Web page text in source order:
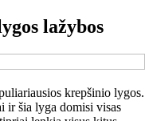
lažybos
krepšinio lygos.
ir šia lyga domisi visas